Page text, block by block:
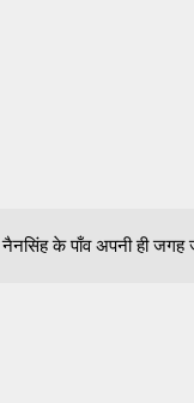
के पाँव अपनी ही जगह